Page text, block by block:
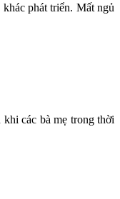
phát triển. Mất ngủ
các bà mẹ trong thời